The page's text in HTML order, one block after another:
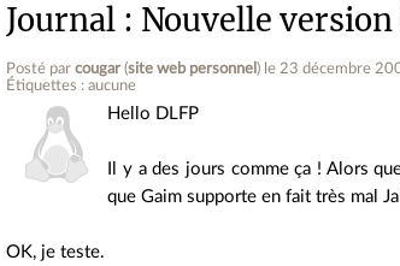
Journal Nouvelle
Posté parcougar (site web personnel ) le 23 décembre
Étiquettes : aucune
Hello DLFP
Il y a des jours comme ça ! Alors
que Gaim supporte en fait très mal
OK, je teste.